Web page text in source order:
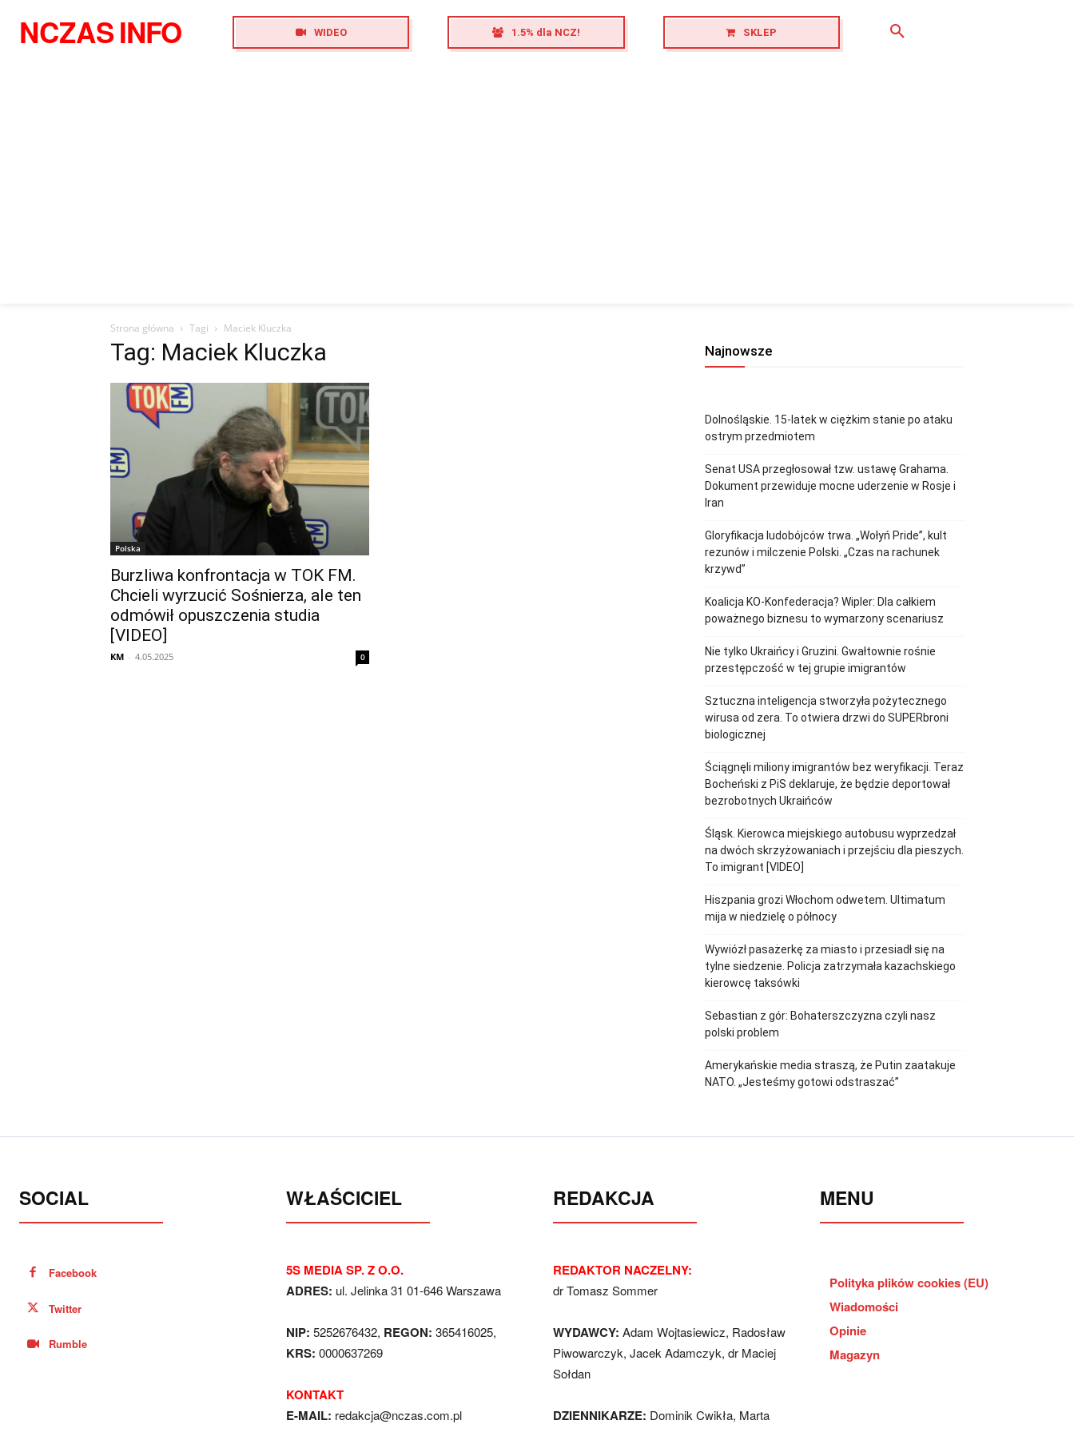
NCZASINFO WIDEO 1.5% dla NCZ! SKLEP
Strona główna Tagi Maciek Kluczka
Tag: Maciek Kluczka
Polska
Burzliwa konfrontacja w TOK FM.
Chcieli wyrzucić Sośnierza, ale ten
odmówił opuszczenia studia
[VIDEO]
KM - 4.05.2025 0
Najnowsze
Dolnośląskie. 15-latek w ciężkim stanie po ataku
ostrym przedmiotem
Senat USA przegłosował tzw. ustawę Grahama.
Dokument przewiduje mocne uderzenie w Rosje i
Iran
Gloryfikacja ludobójców trwa. „Wołyń Pride”, kult
rezunów i milczenie Polski. „Czas na rachunek
krzywd”
Koalicja KO-Konfederacja? Wipler: Dla całkiem
poważnego biznesu to wymarzony scenariusz
Nie tylko Ukraińcy i Gruzini. Gwałtownie rośnie
przestępczość w tej grupie imigrantów
Sztuczna inteligencja stworzyła pożytecznego
wirusa od zera. To otwiera drzwi do SUPERbroni
biologicznej
Ściągnęli miliony imigrantów bez weryfikacji. Teraz
Bocheński z PiS deklaruje, że będzie deportował
bezrobotnych Ukraińców
Śląsk. Kierowca miejskiego autobusu wyprzedzał
na dwóch skrzyżowaniach i przejściu dla pieszych.
To imigrant [VIDEO]
Hiszpania grozi Włochom odwetem. Ultimatum
mija w niedzielę o północy
Wywiózł pasażerkę za miasto i przesiadł się na
tylne siedzenie. Policja zatrzymała kazachskiego
kierowcę taksówki
Sebastian z gór: Bohaterszczyzna czyli nasz
polski problem
Amerykańskie media straszą, że Putin zaatakuje
NATO. „Jesteśmy gotowi odstraszać”
SOCIAL
Facebook
Twitter
Rumble
WŁAŚCICIEL
5S MEDIA SP. Z O.O.
ADRES: ul. Jelinka 31 01-646 Warszawa
NIP: 5252676432, REGON: 365416025,
KRS: 0000637269
KONTAKT
E-MAIL: redakcja@nczas.com.pl
REDAKCJA
REDAKTOR NACZELNY:
dr Tomasz Sommer
WYDAWCY: Adam Wojtasiewicz, Radosław
Piwowarczyk, Jacek Adamczyk, dr Maciej
Sołdan
DZIENNIKARZE: Dominik Cwikła, Marta
MENU
Polityka plików cookies (EU)
Wiadomości
Opinie
Magazyn